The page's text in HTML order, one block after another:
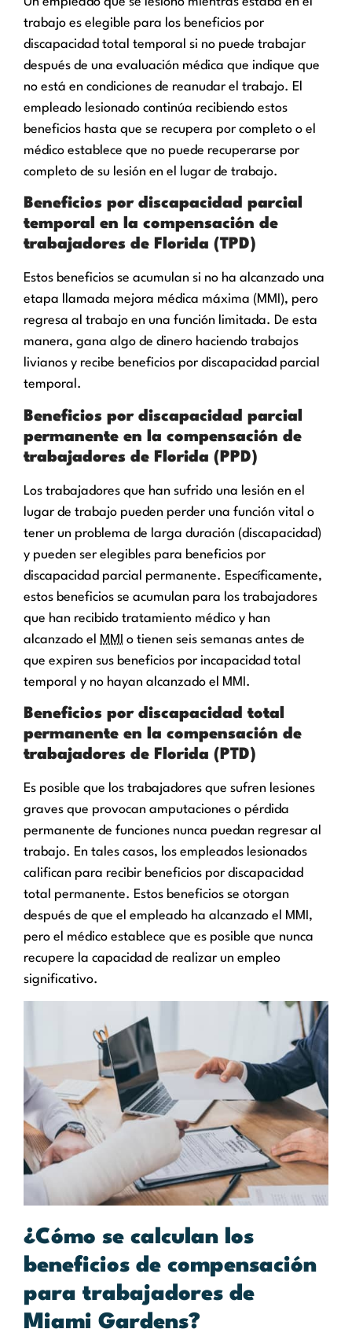
trabajo es elegible para los beneficios por
discapacidad total temporal si no puede trabajar
después de una evaluación médica que indique que
no está en condiciones de reanudar el trabajo. El
empleado lesionado continúa recibiendo estos
beneficios hasta que se recupera por completo o el
médico establece que no puede recuperarse por
completo de su lesión en el lugar de trabajo.
Beneficios por discapacidad parcial
temporal en la compensación de
trabajadores de Florida (TPD)
Estos beneficios se acumulan si no ha alcanzado una
etapa llamada mejora médica máxima (MMI), pero
regresa al trabajo en una función limitada. De esta
manera, gana algo de dinero haciendo trabajos
livianos y recibe beneficios por discapacidad parcial
temporal.
Beneficios por discapacidad parcial
permanente en la compensación de
trabajadores de Florida (PPD)
Los trabajadores que han sufrido una lesión en el
lugar de trabajo pueden perder una función vital o
tener un problema de larga duración (discapacidad)
y pueden ser elegibles para beneficios por
discapacidad parcial permanente. Específicamente,
estos beneficios se acumulan para los trabajadores
que han recibido tratamiento médico y han
alcanzado el
MMI o tienen seis semanas antes de
que expiren sus beneficios por incapacidad total
temporal y no hayan alcanzado el MMI.
Beneficios por discapacidad total
permanente en la compensación de
trabajadores de Florida (PTD)
Es posible que los trabajadores que sufren lesiones
graves que provocan amputaciones o pérdida
permanente de funciones nunca puedan regresar al
trabajo. En tales casos, los empleados lesionados
califican para recibir beneficios por discapacidad
total permanente. Estos beneficios se otorgan
después de que el empleado ha alcanzado el MMI,
pero el médico establece que es posible que nunca
recupere la capacidad de realizar un empleo
significativo.
¿Cómo se calculan los
beneficios de compensación
para trabajadores de
Miami Gardens?